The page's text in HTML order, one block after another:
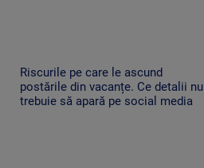
Riscurile pe care le ascund
postările din vacanțe. Ce detalii nu
trebuie să apară pe social media